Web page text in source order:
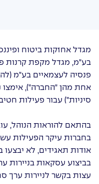
מגדל אחזקות ביטוח
בע"מ, מגדל מקפת קרנות
פנסיה לעצמאיים בע"מ
אחת מהן "החברה"), אימצו
סיניות") עבור פעילות
בהתאם להוראות הנוהל,
בחברות עיקר הפעילות
אודות תאגידים, לא
בביצוע עסקאות בניירות
עצות בקשר לניירות ערך